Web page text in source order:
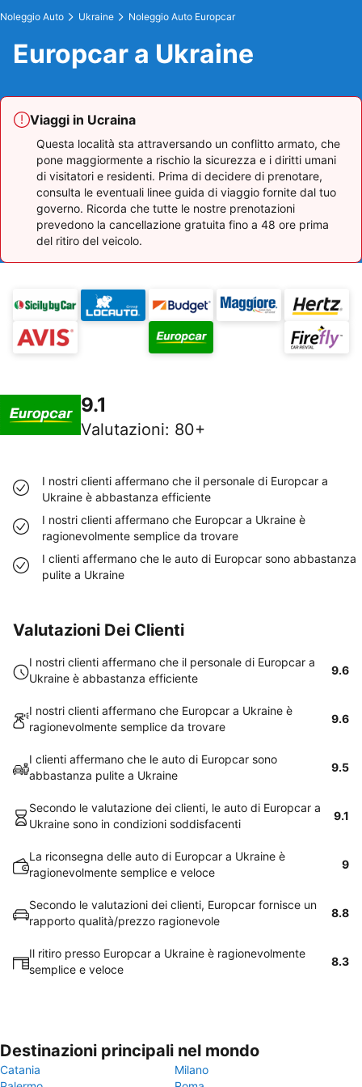
Noleggio Auto Ukraine Noleggio Auto Europcar
Europcar a Ukraine
Viaggi in Ucraina
Questa località sta attraversando un conflitto armato, che
pone maggiormente a rischio la sicurezza e i diritti umani
di visitatori e residenti. Prima di decidere di prenotare,
consulta le eventuali linee guida di viaggio fornite dal tuo
governo. Ricorda che tutte le nostre prenotazioni
prevedono la cancellazione gratuita fino a 48 ore prima
del ritiro del veicolo.
9.1
Valutazioni: 80+
I nostri clienti affermano che il personale di Europcar a
Ukraine è abbastanza efficiente
I nostri clienti affermano che Europcar a Ukraine è
ragionevolmente semplice da trovare
I clienti affermano che le auto di Europcar sono abbastanza
pulite a Ukraine
Valutazioni Dei Clienti
I nostri clienti affermano che il personale di Europcar a
Ukraine è abbastanza efficiente
9.6
I nostri clienti affermano che Europcar a Ukraine è
ragionevolmente semplice da trovare
9.6
I clienti affermano che le auto di Europcar sono
abbastanza pulite a Ukraine
9.5
Secondo le valutazione dei clienti, le auto di Europcar a
Ukraine sono in condizioni soddisfacenti
9.1
La riconsegna delle auto di Europcar a Ukraine è
ragionevolmente semplice e veloce
9
Secondo le valutazioni dei clienti, Europcar fornisce un
rapporto qualità/prezzo ragionevole
8.8
Il ritiro presso Europcar a Ukraine è ragionevolmente
semplice e veloce
8.3
Destinazioni principali nel mondo
Catania
Milano